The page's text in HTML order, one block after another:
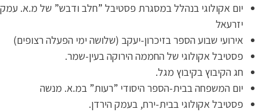
יום אקולוגי בנהלל במסגרת פסטיבל ”חלב ודבש” של מ.א. עמק
יזרעאל
אירועי שבוע הספר בזיכרון-יעקב (שלושה ימי הפעלה רצופים)
פסטיבל אקולוגי של החממה הירוקה בעין-שמר.
חג הקיבוץ בקיבוץ מגל.
יום המשפחה בבית-הספר היסודי ”רעות” במ.א. מנשה
פסטיבל אקולוגי בבית-ירח, בעמק הירדן.